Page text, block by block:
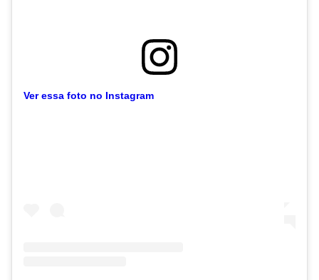
Ver essa foto no Instagram